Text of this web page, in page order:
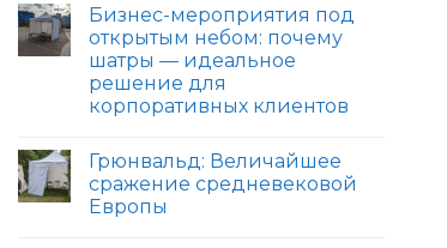
Бизнес-мероприятия под
открытым небом: почему
шатры — идеальное
решение для
корпоративных клиентов
Грюнвальд: Величайшее
сражение средневековой
Европы